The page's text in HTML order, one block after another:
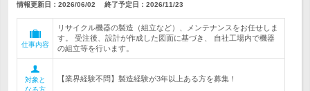
情報更新日：2026/06/02 終了予定日： 2026/11/23
仕事内容
リサイクル機器の製造（組立など）、メンテナンスをお任せしま
す。 受注後、設計が作成した図面に基づき、 自社工場内で機器
の組立等を行います。
対象と
なる方
【業界経験不問】製造経験が3年以上ある方を募集！